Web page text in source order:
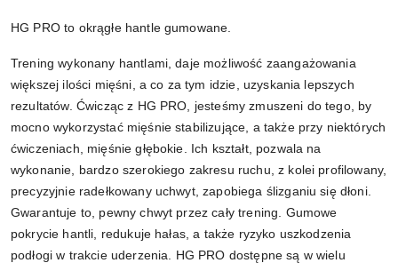
HG PRO to okrągłe hantle gumowane.
Trening wykonany hantlami, daje możliwość zaangażowania
większej ilości mięśni, a co za tym idzie, uzyskania lepszych
rezultatów. Ćwicząc z HG PRO, jesteśmy zmuszeni do tego, by
mocno wykorzystać mięśnie stabilizujące, a także przy niektórych
ćwiczeniach, mięśnie głębokie. Ich kształt, pozwala na
wykonanie, bardzo szerokiego zakresu ruchu, z kolei profilowany,
precyzyjnie radełkowany uchwyt, zapobiega ślizganiu się dłoni.
Gwarantuje to, pewny chwyt przez cały trening. Gumowe
pokrycie hantli, redukuje hałas, a także ryzyko uszkodzenia
podłogi w trakcie uderzenia. HG PRO dostępne są w wielu